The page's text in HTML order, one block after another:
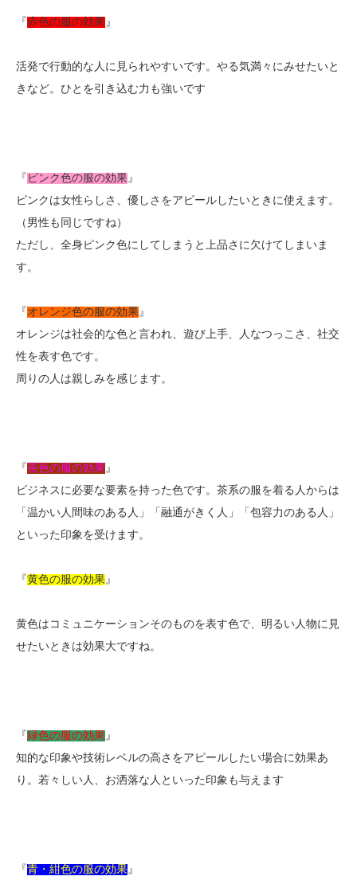
『赤色の服の効果』
活発で行動的な人に見られやすいです。やる気満々にみせたいと
きなど。ひとを引き込む力も強いです
『 ピンク色の服の効果』
ピンクは女性らしさ、優しさをアピールしたいときに使えます。
（男性も同じですね）
ただし、全身ピンク色にしてしまうと上品さに欠けてしまいま
す。
『 オレンジ色の服の効果』
オレンジは社会的な色と言われ、遊び上手、人なつっこさ、社交
性を表す色です。
周りの人は親しみを感じます。
『茶色の服の効果』
ビジネスに必要な要素を持った色です。茶系の服を着る人からは
「温かい人間味のある人」「融通がきく人」「包容力のある人」
といった印象を受けます。
『黄色の服の効果』
黄色はコミュニケーションそのものを表す色で、明るい人物に見
せたいときは効果大ですね。
『緑色の服の効果』
知的な印象や技術レベルの高さをアピールしたい場合に効果あ
り。若々しい人、お洒落な人といった印象も与えます
『青・紺色の服の効果』